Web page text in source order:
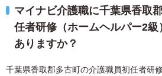
マイナビ介護職に千葉県香取
任者研修（ホームヘルパー2
ありますか？
千葉県香取郡多古町の介護職員初任者研